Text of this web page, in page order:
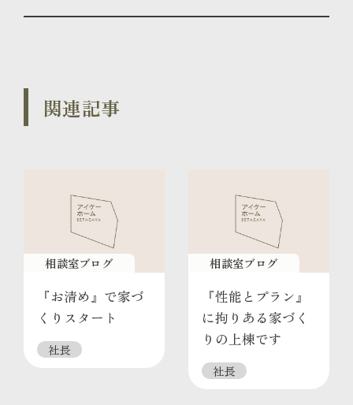
関連記事
相談室ブログ
『お清め』で家づ
くりスタート
社長
相談室ブログ
『性能とプラン』
に拘りある家づく
りの上棟です
社長